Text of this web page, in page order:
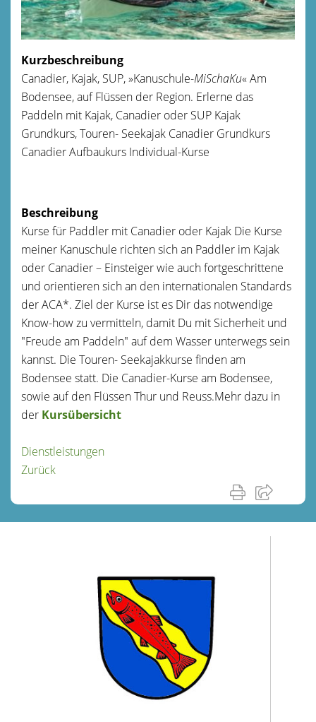
Kurzbeschreibung
Canadier, Kajak, SUP, »Kanuschule-MiSchaKu« Am
Bodensee, auf Flüssen der Region. Erlerne das
Paddeln mit Kajak, Canadier oder SUP Kajak
Grundkurs, Touren- Seekajak Canadier Grundkurs
Canadier Aufbaukurs Individual-Kurse
Beschreibung
Kurse für Paddler mit Canadier oder Kajak Die Kurse
meiner Kanuschule richten sich an Paddler im Kajak
oder Canadier – Einsteiger wie auch fortgeschrittene
und orientieren sich an den internationalen Standards
der ACA*. Ziel der Kurse ist es Dir das notwendige
Know-how zu vermitteln, damit Du mit Sicherheit und
"Freude am Paddeln" auf dem Wasser unterwegs sein
kannst. Die Touren- Seekajakkurse finden am
Bodensee statt. Die Canadier-Kurse am Bodensee,
sowie auf den Flüssen Thur und Reuss.Mehr dazu in
der Kursübersicht
Dienstleistungen
Zurück